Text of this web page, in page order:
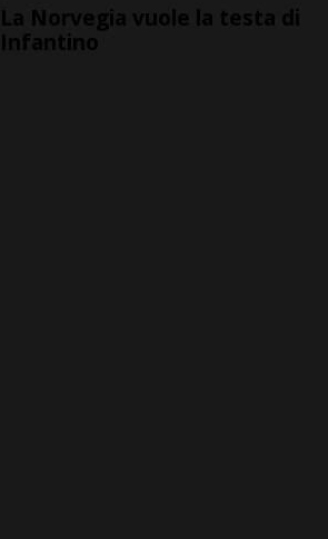
La Norvegia vuole la testa di
Infantino